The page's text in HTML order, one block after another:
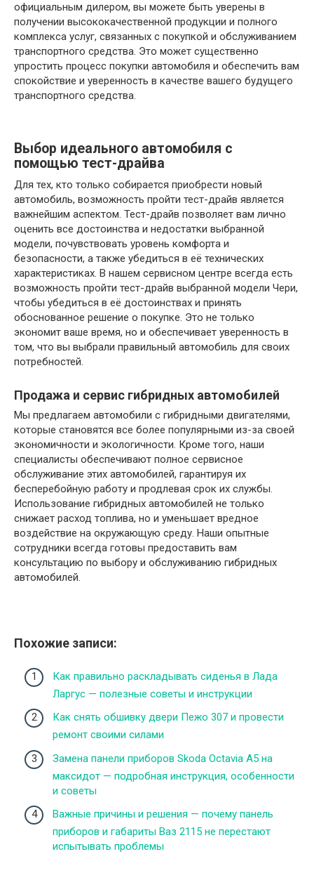
официальным дилером, вы можете быть уверены в
получении высококачественной продукции и полного
комплекса услуг, связанных с покупкой и обслуживанием
транспортного средства. Это может существенно
упростить процесс покупки автомобиля и обеспечить вам
спокойствие и уверенность в качестве вашего будущего
транспортного средства.
Выбор идеального автомобиля с
помощью тест-драйва
Для тех, кто только собирается приобрести новый
автомобиль, возможность пройти тест-драйв является
важнейшим аспектом. Тест-драйв позволяет вам лично
оценить все достоинства и недостатки выбранной
модели, почувствовать уровень комфорта и
безопасности, а также убедиться в её технических
характеристиках. В нашем сервисном центре всегда есть
возможность пройти тест-драйв выбранной модели Чери,
чтобы убедиться в её достоинствах и принять
обоснованное решение о покупке. Это не только
экономит ваше время, но и обеспечивает уверенность в
том, что вы выбрали правильный автомобиль для своих
потребностей.
Продажа и сервис гибридных автомобилей
Мы предлагаем автомобили с гибридными двигателями,
которые становятся все более популярными из-за своей
экономичности и экологичности. Кроме того, наши
специалисты обеспечивают полное сервисное
обслуживание этих автомобилей, гарантируя их
бесперебойную работу и продлевая срок их службы.
Использование гибридных автомобилей не только
снижает расход топлива, но и уменьшает вредное
воздействие на окружающую среду. Наши опытные
сотрудники всегда готовы предоставить вам
консультацию по выбору и обслуживанию гибридных
автомобилей.
Похожие записи:
Как правильно раскладывать сиденья в Лада
Ларгус — полезные советы и инструкции
Как снять обшивку двери Пежо 307 и провести
ремонт своими силами
Замена панели приборов Skoda Octavia A5 на
максидот — подробная инструкция, особенности
и советы
Важные причины и решения — почему панель
приборов и габариты Ваз 2115 не перестают
испытывать проблемы